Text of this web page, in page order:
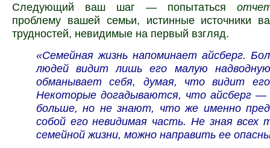
Следующий ваш шаг — попытаться
проблему вашей семьи, истинные источники
трудностей, невидимые на первый взгляд.
«Семейная жизнь напоминает айсберг.
людей видит лишь его малую
обманывает себя, думая, что видит
Некоторые догадываются, что айсберг —
больше, но не знают, что же именно
собой его невидимая часть. Не зная всех
семейной жизни, можно направить ее